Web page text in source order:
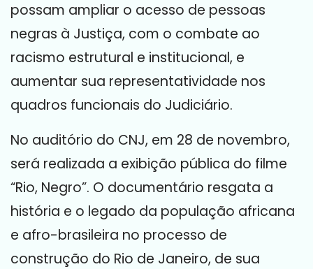
possam ampliar o acesso de pessoas
negras à Justiça, com o combate ao
racismo estrutural e institucional, e
aumentar sua representatividade nos
quadros funcionais do Judiciário.
No auditório do CNJ, em 28 de novembro,
será realizada a exibição pública do filme
“Rio, Negro”. O documentário resgata a
história e o legado da população africana
e afro-brasileira no processo de
construção do Rio de Janeiro, de sua